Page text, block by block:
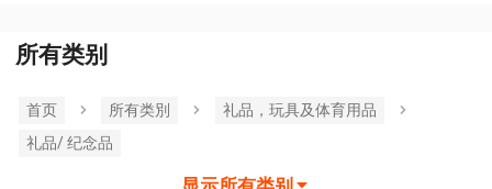
所有类别
首页 所有类別
礼品，玩具及体育用品
礼品/ 纪念品